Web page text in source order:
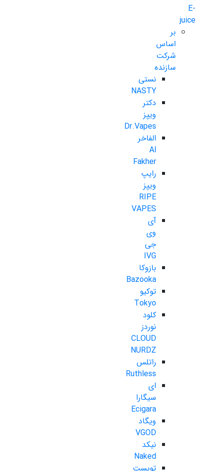
E-
juice
بر
اساس
شرکت
سازنده
نستی
NASTY
دکتر
ویپز
Dr.Vapes
الفاخر
Al
Fakher
رایپ
ویپز
RIPE
VAPES
آی
وی
جی
IVG
بازوکا
Bazooka
توکیو
Tokyo
کلود
نوردز
CLOUD
NURDZ
راتلس
Ruthless
ای
سیگارا
Ecigara
ویگاد
VGOD
نیکد
Naked
تویست